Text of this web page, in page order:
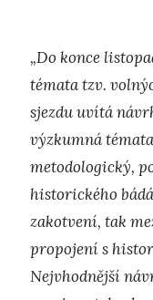
„Do konce
témata tzv.
sjezdu uvítá
výzkumná
metodologický,
historického
zakotvení, tak
propojení s
Nejvhodnější